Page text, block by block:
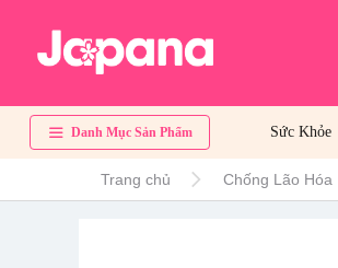
Danh Mục Sản Phẩm Sức Khỏe
Trang chủ Chống Lão Hóa